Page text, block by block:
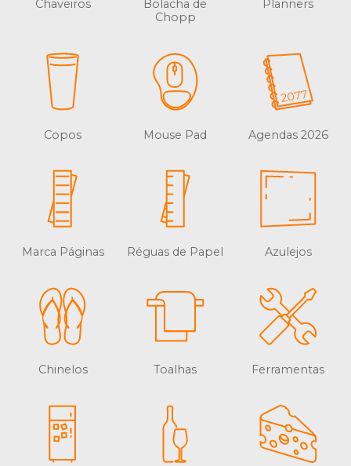
Chaveiros
Bolacha de
Chopp
Planners
Copos Mouse Pad Agendas 2026
Marca Páginas Réguas de Papel Azulejos
Chinelos Toalhas Ferramentas